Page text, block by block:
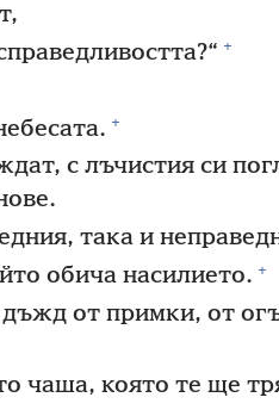
+
+
с лъчистия си
така и
обича насилието. +
от примки, от
чаша, която те ще